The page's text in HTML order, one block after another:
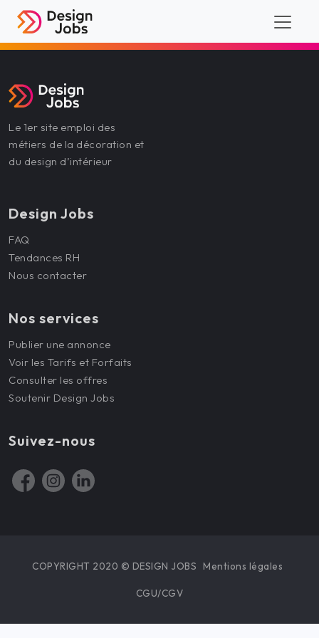
Le 1er site emploi des
métiers de la décoration et
du design d’intérieur
Design Jobs
FAQ
Tendances RH
Nous contacter
Nos services
Publier une annonce
Voir les Tarifs et Forfaits
Consulter les offres
Soutenir Design Jobs
Suivez-nous
COPYRIGHT 2020 © DESIGN JOBS Mentions légales
CGU/CGV